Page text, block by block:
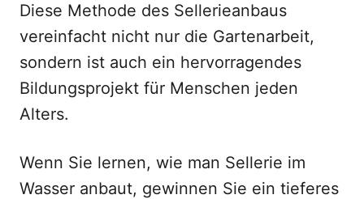
Diese Methode des Sellerieanbaus
vereinfacht nicht nur die Gartenarbeit,
sondern ist auch ein hervorragendes
Bildungsprojekt für Menschen jeden
Alters.
Wenn Sie lernen, wie man Sellerie im
Wasser anbaut, gewinnen Sie ein tieferes